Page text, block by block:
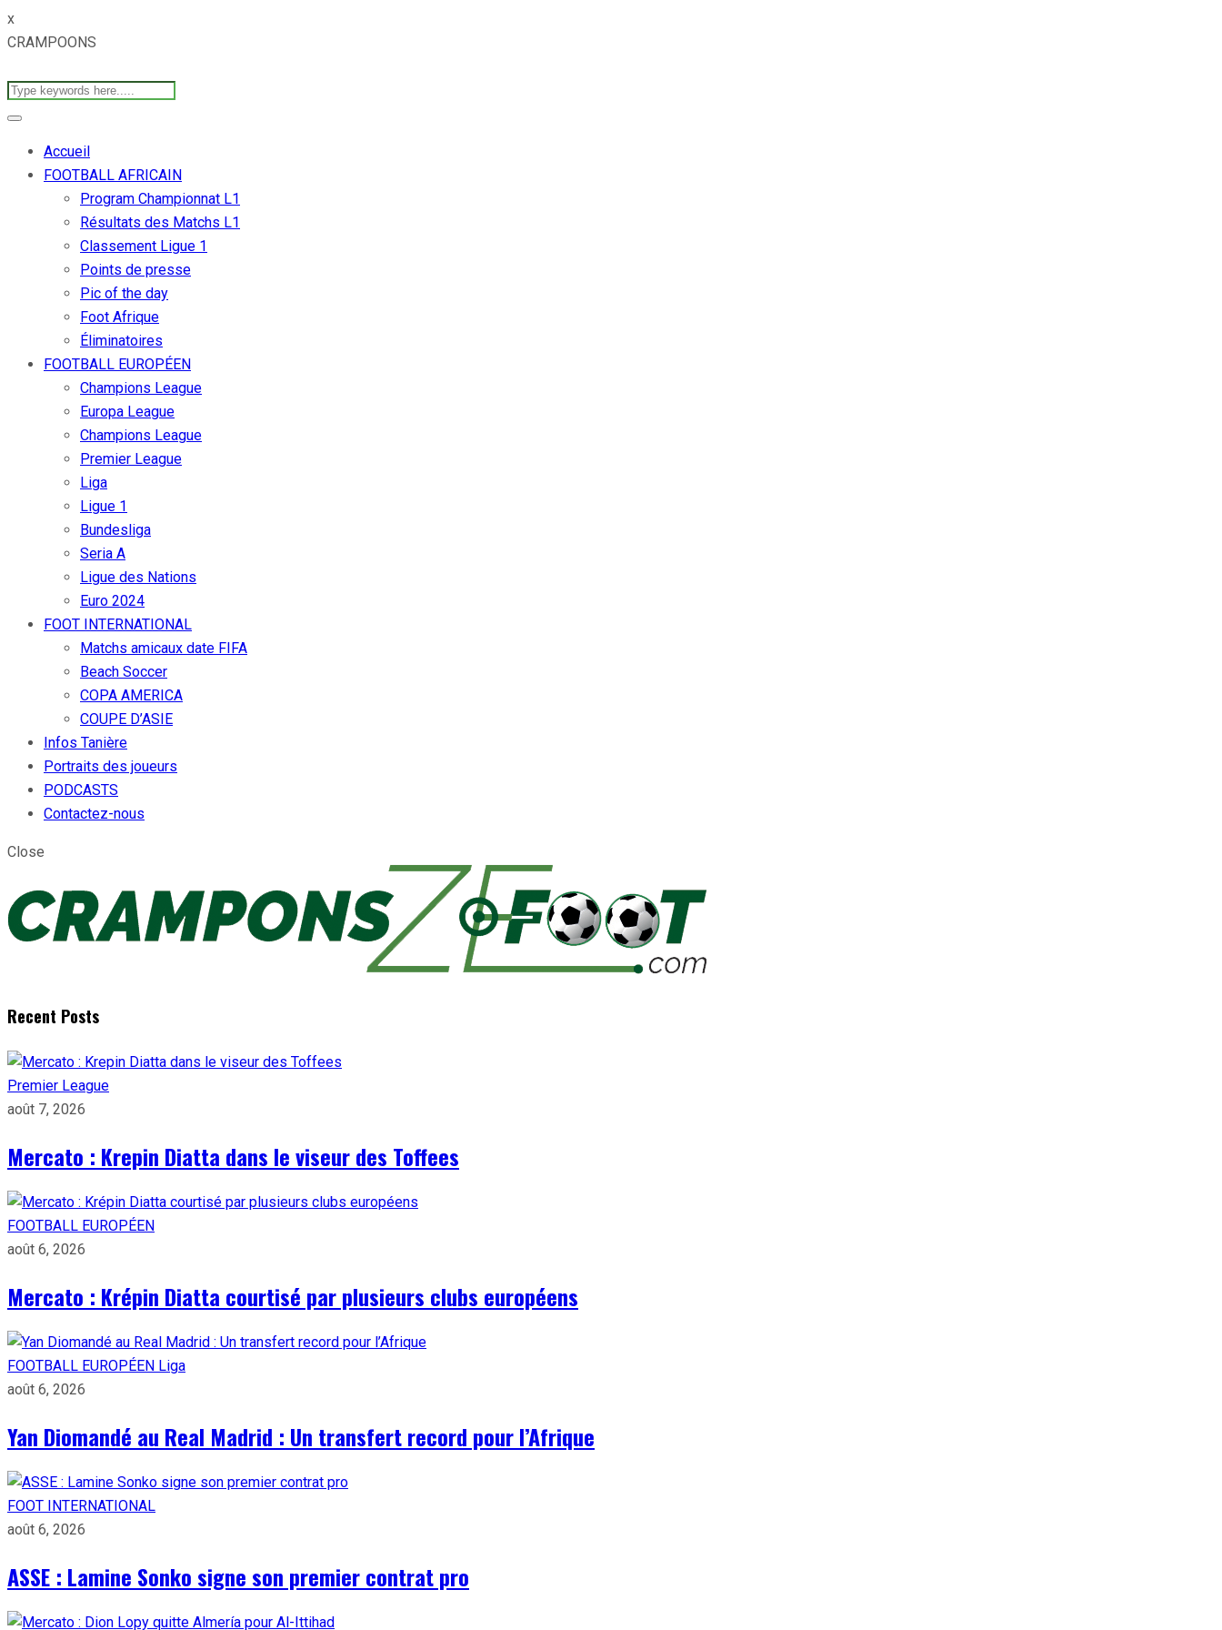
x
CRAMPOONS
Accueil
FOOTBALL AFRICAIN
Program Championnat L1
Résultats des Matchs L1
Classement Ligue 1
Points de presse
Pic of the day
Foot Afrique
Éliminatoires
FOOTBALL EUROPÉEN
Champions League
Europa League
Champions League
Premier League
Liga
Ligue 1
Bundesliga
Seria A
Ligue des Nations
Euro 2024
FOOT INTERNATIONAL
Matchs amicaux date FIFA
Beach Soccer
COPA AMERICA
COUPE D’ASIE
Infos Tanière
Portraits des joueurs
PODCASTS
Contactez-nous
Close
Recent Posts
Premier League
août 7, 2026
Mercato : Krepin Diatta dans le viseur des Toffees
FOOTBALL EUROPÉEN
août 6, 2026
Mercato : Krépin Diatta courtisé par plusieurs clubs européens
FOOTBALL EUROPÉEN Liga
août 6, 2026
Yan Diomandé au Real Madrid : Un transfert record pour l’Afrique
FOOT INTERNATIONAL
août 6, 2026
ASSE : Lamine Sonko signe son premier contrat pro